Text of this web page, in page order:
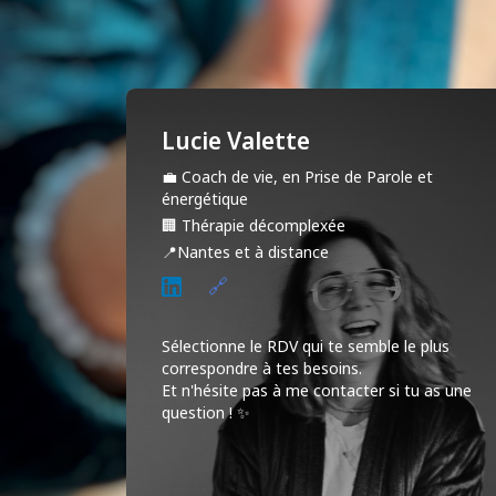
Lucie Valette
💼 Coach de vie, en Prise de Parole et
énergétique
🏢 Thérapie décomplexée
📍Nantes et à distance
🔗
Sélectionne le RDV qui te semble le plus
correspondre à tes besoins.
Et n'hésite pas à me contacter si tu as une
question ! ✨